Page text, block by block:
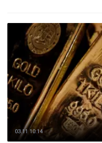
03.11 10:14